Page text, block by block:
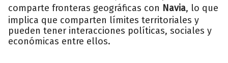
comparte fronteras geográficas con Navia, lo que
implica que comparten límites territoriales y
pueden tener interacciones políticas, sociales y
económicas entre ellos.